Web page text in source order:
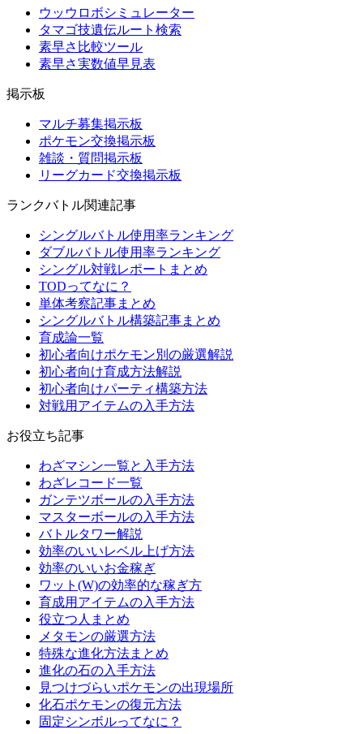
ウッウロボシミュレーター
タマゴ技遺伝ルート検索
素早さ比較ツール
素早さ実数値早見表
掲示板
マルチ募集掲示板
ポケモン交換掲示板
雑談・質問掲示板
リーグカード交換掲示板
ランクバトル関連記事
シングルバトル使用率ランキング
ダブルバトル使用率ランキング
シングル対戦レポートまとめ
TODってなに？
単体考察記事まとめ
シングルバトル構築記事まとめ
育成論一覧
初心者向けポケモン別の厳選解説
初心者向け育成方法解説
初心者向けパーティ構築方法
対戦用アイテムの入手方法
お役立ち記事
わざマシン一覧と入手方法
わざレコード一覧
ガンテツボールの入手方法
マスターボールの入手方法
バトルタワー解説
効率のいいレベル上げ方法
効率のいいお金稼ぎ
ワット(W)の効率的な稼ぎ方
育成用アイテムの入手方法
役立つ人まとめ
メタモンの厳選方法
特殊な進化方法まとめ
進化の石の入手方法
見つけづらいポケモンの出現場所
化石ポケモンの復元方法
固定シンボルってなに？